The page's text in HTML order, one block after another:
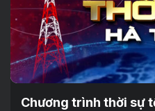
Chương trình thời sự